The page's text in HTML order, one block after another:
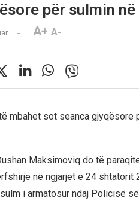
për sulmin në
A+ A-
mbahet sot seanca gjyqësore
Maksimoviq do të
në ngjarjet e 24 shtatorit
i armatosur ndaj Policisë